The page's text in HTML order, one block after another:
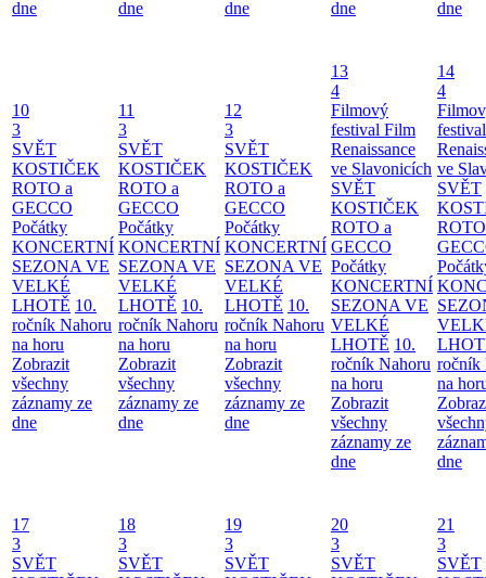
dne
dne
dne
dne
dne
10
3
SVĚT
KOSTIČEK
ROTO a
GECCO
Počátky
KONCERTNÍ
SEZONA VE
VELKÉ
LHOTĚ 10.
ročník Nahoru
na horu
Zobrazit
všechny
záznamy ze
dne
11
3
SVĚT
KOSTIČEK
ROTO a
GECCO
Počátky
KONCERTNÍ
SEZONA VE
VELKÉ
LHOTĚ 10.
ročník Nahoru
na horu
Zobrazit
všechny
záznamy ze
dne
12
3
SVĚT
KOSTIČEK
ROTO a
GECCO
Počátky
KONCERTNÍ
SEZONA VE
VELKÉ
LHOTĚ 10.
ročník Nahoru
na horu
Zobrazit
všechny
záznamy ze
dne
13
4
Filmový
festival Film
Renaissance
ve Slavonicích
SVĚT
KOSTIČEK
ROTO a
GECCO
Počátky
KONCERTNÍ
SEZONA VE
VELKÉ
LHOTĚ 10.
ročník Nahoru
na horu
Zobrazit
všechny
záznamy ze
dne
14
4
ve
SVĚT
ročník
na
dne
17
3
SVĚT
18
3
SVĚT
19
3
SVĚT
20
3
SVĚT
21
3
SVĚT